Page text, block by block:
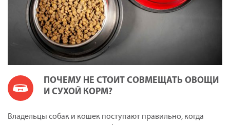
ПОЧЕМУ НЕ СТОИТ СОВМЕЩАТЬ ОВОЩИ
И СУХОЙ КОРМ?
Владельцы собак и кошек поступают правильно, когда